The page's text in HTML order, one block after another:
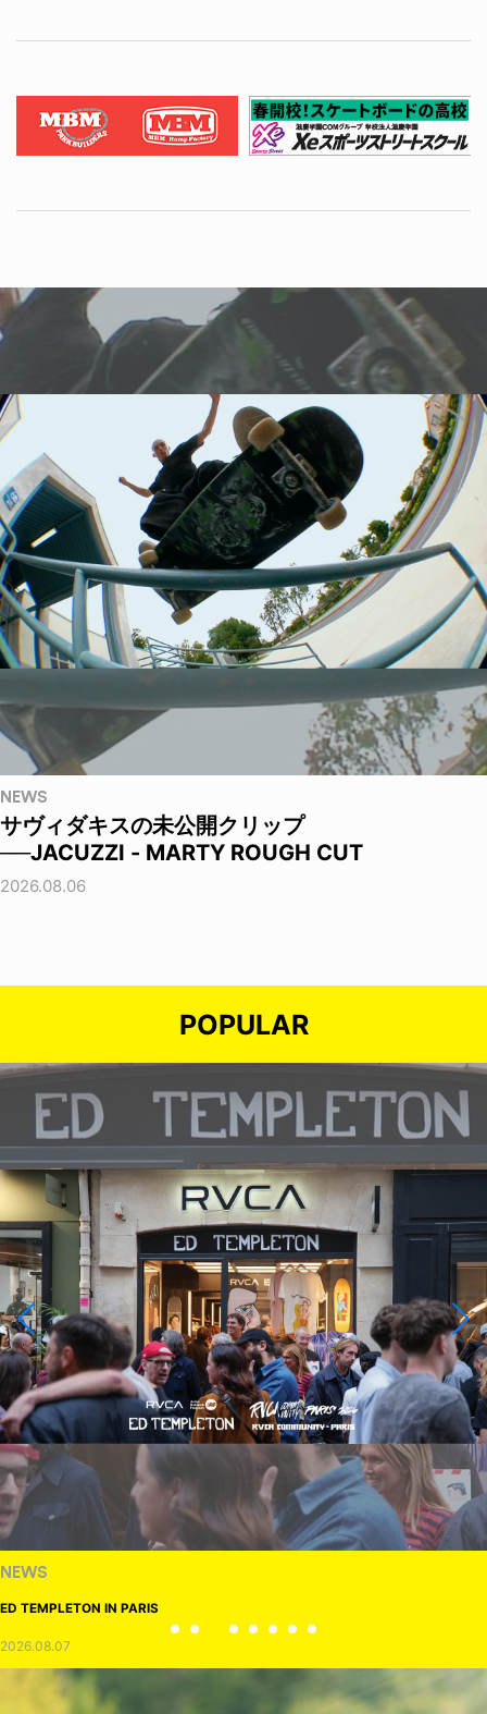
NEWS
サヴィダキスの未公開クリップ
──JACUZZI - MARTY ROUGH CUT
2026.08.06
POPULAR
NEWS
ED TEMPLETON IN PARIS
2026.08.07